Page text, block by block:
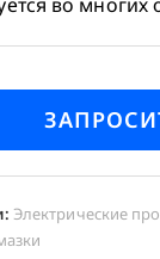
Электрические